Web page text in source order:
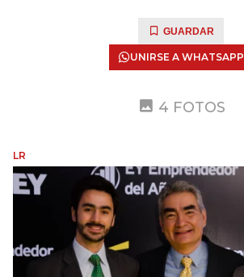
GUARDAR
UNIRSE A WHATSAPP
4 FOTOS
LR